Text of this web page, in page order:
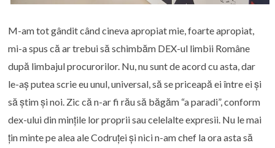
M-am tot gândit când cineva apropiat mie, foarte apropiat,
mi-a spus că ar trebui să schimbăm DEX-ul limbii Române
după limbajul procurorilor. Nu, nu sunt de acord cu asta, dar
le-aș putea scrie eu unul, universal, să se priceapă ei între ei și
să știm și noi. Zic că n-ar fi rău să băgăm “a paradi”, conform
dex-ului din mințile lor proprii sau celelalte expresii. Nu le mai
țin minte pe alea ale Codruței și nici n-am chef la ora asta să